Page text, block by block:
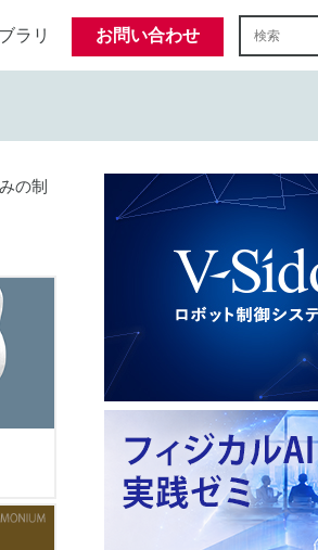
ラリ お問い合わせ
の制